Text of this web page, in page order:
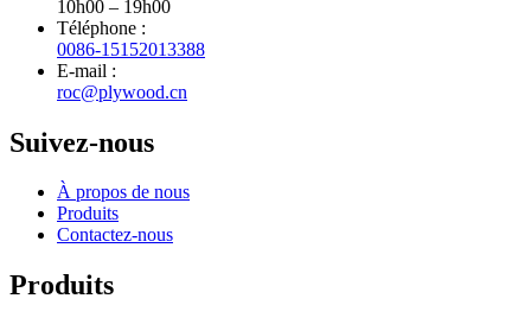
10h00 – 19h00
Téléphone :
0086-15152013388
E-mail :
roc@plywood.cn
Suivez-nous
À propos de nous
Produits
Contactez-nous
Produits